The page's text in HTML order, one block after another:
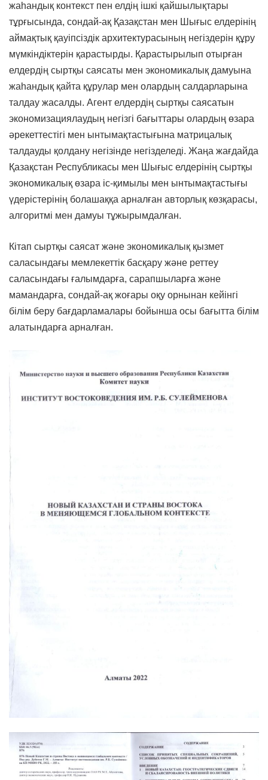
жаһандық контекст пен елдің ішкі қайшылықтары
тұрғысында, сондай-ақ Қазақстан мен Шығыс елдерінің
аймақтық қауіпсіздік архитектурасының негіздерін құру
мүмкіндіктерін қарастырды. Қарастырылып отырған
елдердің сыртқы саясаты мен экономикалық дамуына
жаһандық қайта құрулар мен олардың салдарларына
талдау жасалды. Агент елдердің сыртқы саясатын
экономизациялаудың негізгі бағыттары олардың өзара
әрекеттестігі мен ынтымақтастығына матрицалық
талдауды қолдану негізінде негізделеді. Жаңа жағдайда
Қазақстан Республикасы мен Шығыс елдерінің сыртқы
экономикалық өзара іс-қимылы мен ынтымақтастығы
үдерістерінің болашаққа арналған авторлық көзқарасы,
алгоритмі мен дамуы тұжырымдалған.
Кітап сыртқы саясат және экономикалық қызмет
саласындағы мемлекеттік басқару және реттеу
саласындағы ғалымдарға, сарапшыларға және
мамандарға, сондай-ақ жоғары оқу орнынан кейінгі
білім беру бағдарламалары бойынша осы бағытта білім
алатындарға арналған.